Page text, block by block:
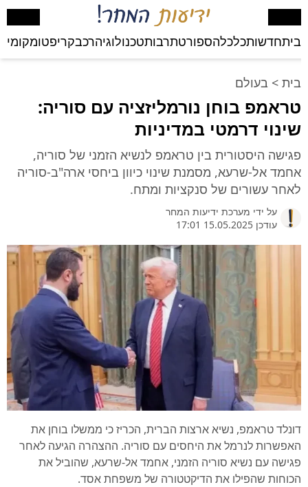
ביתחדשותכלכלהספורטתרבותטכנולוגיהרכבקריפטומקומי
בית > בעולם
טראמפ בוחן נורמליזציה עם סוריה:
שינוי דרמטי במדיניות
פגישה היסטורית בין טראמפ לנשיא הזמני של סוריה,
אחמד אל-שרעא, מסמנת שינוי כיוון ביחסי ארה"ב-סוריה
לאחר עשורים של סנקציות ומתח.
על ידי מערכת ידיעות המחר
עודכן 15.05.2025 17:01
דונלד טראמפ, נשיא ארצות הברית, הכריז כי ממשלו בוחן את
האפשרות לנרמל את היחסים עם סוריה. ההצהרה הגיעה לאחר
פגישה עם נשיא סוריה הזמני, אחמד אל-שרעא, שהוביל את
הכוחות שהפילו את הדיקטטורה של משפחת אסד.